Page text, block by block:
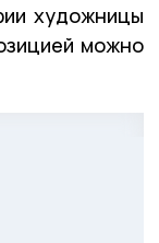
художницы
можно